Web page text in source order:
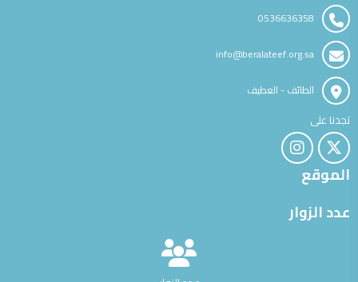
0536636358
info@beralateef.org.sa
الطائف - العطيف
تجدنا على
الموقع
عدد الزوار